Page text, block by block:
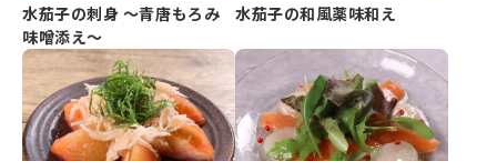
水茄子の刺身 ～青唐もろみ
味噌添え～
水茄子の和風薬味和え